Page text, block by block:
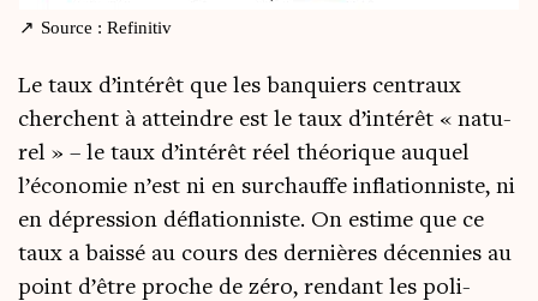
Source : Refinitiv
Le taux d’intérêt que les ban­quiers cen­traux
cherchent à atteindre est le taux d’intérêt « natu­
rel » – le taux d’intérêt réel théo­rique auquel
l’économie n’est ni en sur­chauffe infla­tion­niste, ni
en dépres­sion défla­tion­niste. On estime que ce
taux a bais­sé au cours des der­nières décen­nies au
point d’être proche de zéro, ren­dant les poli­